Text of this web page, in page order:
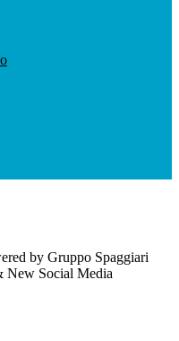
by Gruppo Spaggiari
New Social Media